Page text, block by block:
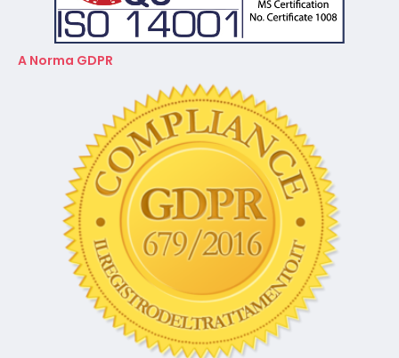
A Norma GDPR